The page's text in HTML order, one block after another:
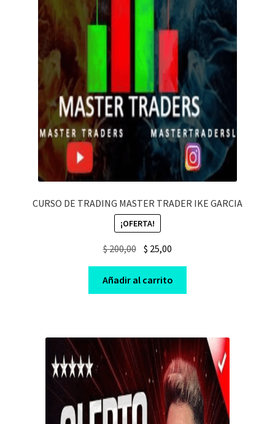
CURSO DE TRADING MASTER TRADER IKE GARCIA
¡OFERTA!
$200,00 Original
was:
$ 200,00.
$ 25,00
is:
$ 25,00.
Añadir al carrito